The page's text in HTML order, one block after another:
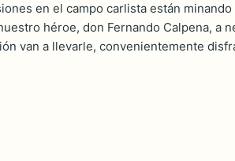
en el campo carlista están
héroe, don Fernando Calpena, a
van a llevarle, convenientemente